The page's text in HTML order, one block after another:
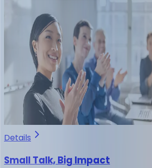
Details
Small Talk, Big Impact